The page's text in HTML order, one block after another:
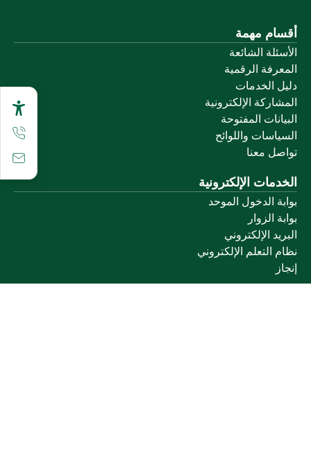
أقسام مهمة
الأسئلة الشائعة
المعرفة الرقمية
دليل الخدمات
المشاركة الإلكترونية
البيانات المفتوحة
السياسات واللوائح
تواصل معنا
الخدمات الإلكترونية
بوابة الدخول الموحد
بوابة الزوار
البريد الإلكتروني
نظام التعلم الإلكتروني
إنجاز